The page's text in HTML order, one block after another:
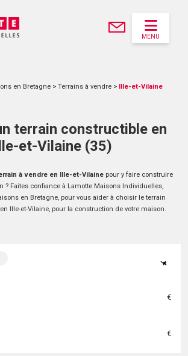
MENU
en Bretagne > Terrains à vendre > Ille-et-Vilaine
terrain constructible en
et-Vilaine (35)
à vendre en Ille-et-Vilaine pour y faire construire
? Faites confiance à Lamotte Maisons Individuelles,
en Bretagne, pour vous aider à choisir le terrain
Ille-et-Vilaine, pour la construction de votre maison.
×
€
€